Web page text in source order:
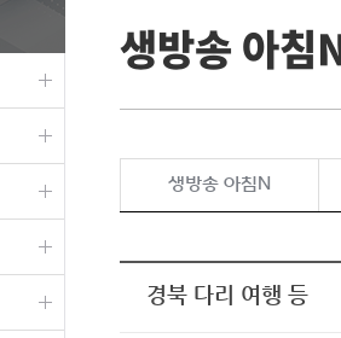
보은
옥천
인생내컷
테마기행 길
시청자 FLEX
특집프로그램
종영프로그램
16:00
우리 고
생방송 아침
생방송 아침N
경북 다리 여행 등